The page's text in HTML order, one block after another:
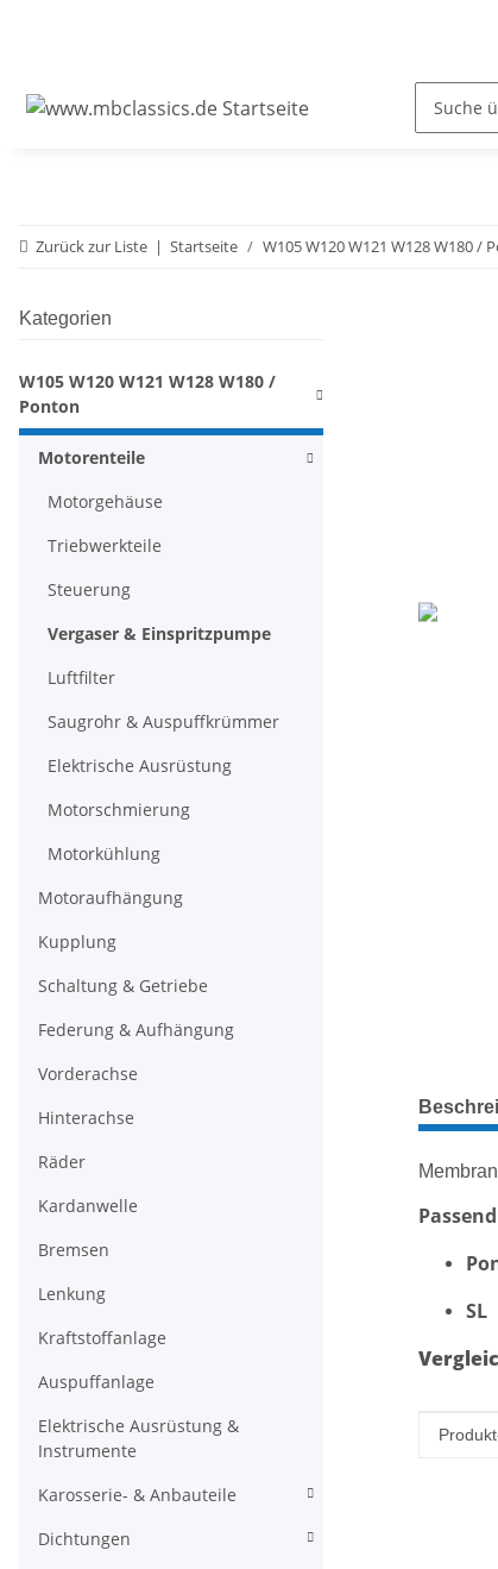
Zurück zur Liste Startseite W105 W120 W121 W128 W180 /
weitere
SL
Wert
Kategorien
W105 W120 W121 W128 W180 /
Ponton
Motorenteile
Motorgehäuse
Triebwerkteile
Steuerung
Vergaser & Einspritzpumpe
Luftfilter
Saugrohr & Auspuffkrümmer
Elektrische Ausrüstung
Motorschmierung
Motorkühlung
Motoraufhängung
Kupplung
Schaltung & Getriebe
Federung & Aufhängung
Vorderachse
Hinterachse
Räder
Kardanwelle
Bremsen
Lenkung
Kraftstoffanlage
Auspuffanlage
Elektrische Ausrüstung &
Instrumente
Karosserie- & Anbauteile
Dichtungen